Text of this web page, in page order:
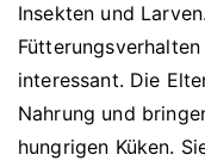
Insekten und
interessant. Die
Nahrung und
hungrigen Küken.